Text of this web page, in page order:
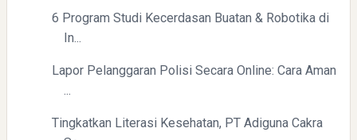
Yaqut Cholil Qoumas: Kisah Inspiratif di Balik Kasus Hukum
6 Program Studi Kecerdasan Buatan & Robotika di
In...
Lapor Pelanggaran Polisi Secara Online: Cara Aman
...
Tingkatkan Literasi Kesehatan, PT Adiguna Cakra